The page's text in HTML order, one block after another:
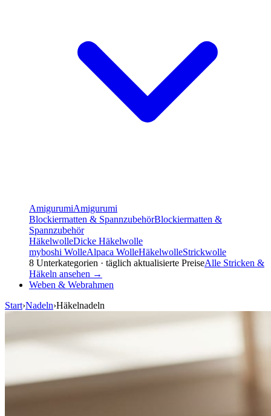
AmigurumiAmigurumi
Blockiermatten & SpannzubehörBlockiermatten &
Spannzubehör
HäkelwolleDicke Häkelwolle
myboshi WolleAlpaca WolleHäkelwolleStrickwolle
8 Unterkategorien · täglich aktualisierte PreiseAlle Stricken &
Häkeln ansehen →
Weben & Webrahmen
Start›Nadeln›Häkelnadeln